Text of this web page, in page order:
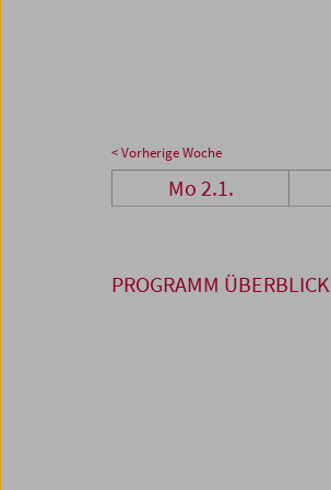
< Vorherige Woche
Mo 2.1.
PROGRAMM ÜBERBLICK